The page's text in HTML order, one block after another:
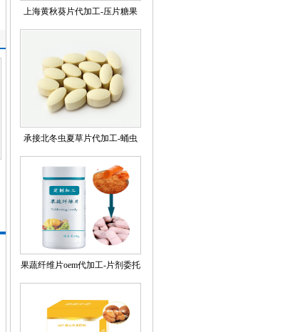
上海黄秋葵片代加工-压片糖果
OEM定制选德雅生物
承接北冬虫夏草片代加工-蛹虫
草压片糖果OEM定制
果蔬纤维片oem代加工-片剂委托
定制源头厂家